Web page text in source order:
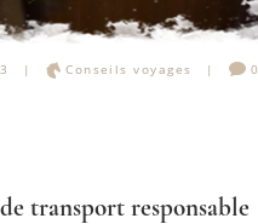
Conseils voyages 0
transport responsable